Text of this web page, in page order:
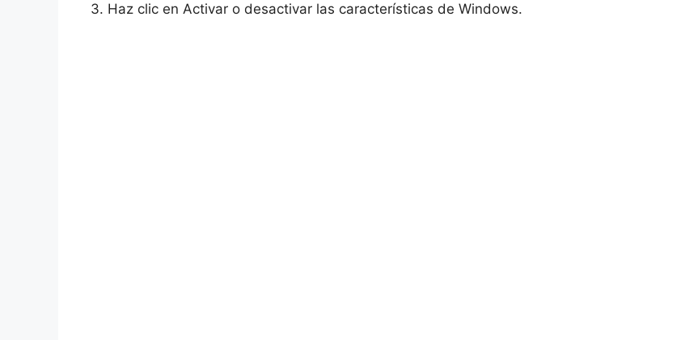
3. Haz clic en Activar o desactivar las características de Windows.